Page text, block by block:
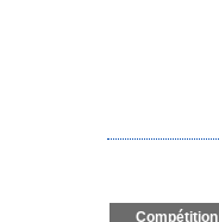
Compétition